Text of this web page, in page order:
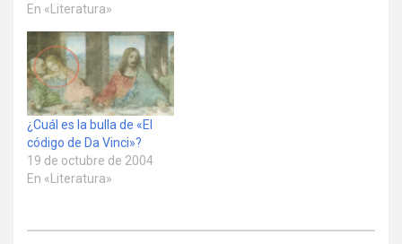
En «Literatura»
¿Cuál es la bulla de «El
código de Da Vinci»?
19 de octubre de 2004
En «Literatura»